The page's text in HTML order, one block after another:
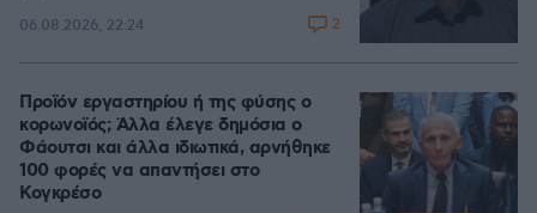
06.08.2026, 22:24 2
Προϊόν εργαστηρίου ή της φύσης ο
κορωνοϊός; Άλλα έλεγε δημόσια ο
Φάουτσι και άλλα ιδιωτικά, αρνήθηκε
100 φορές να απαντήσει στο
Κογκρέσο